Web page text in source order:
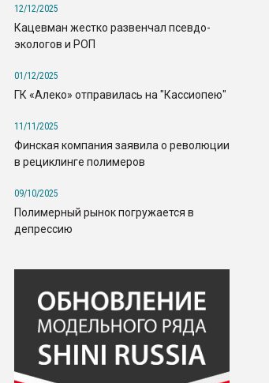
12/12/2025
Кацевман жестко развенчал псевдо-
экологов и РОП
01/12/2025
ГК «Алеко» отправилась на "Кассиопею"
11/11/2025
Финская компания заявила о революции
в рециклинге полимеров
09/10/2025
Полимерный рынок погружается в
депрессию